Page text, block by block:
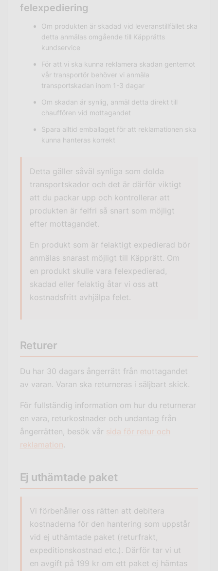
felexpediering
Om produkten är skadad vid leveranstillfället ska
detta anmälas omgående till Käpprätts
kundservice
För att vi ska kunna reklamera skadan gentemot
vår transportör behöver vi anmäla
transportskadan inom 1-3 dagar
Om skadan är synlig, anmäl detta direkt till
chauffören vid mottagandet
Spara alltid emballaget för att reklamationen ska
kunna hanteras korrekt
Detta gäller såväl synliga som dolda
transportskador och det är därför viktigt
att du packar upp och kontrollerar att
produkten är felfri så snart som möjligt
efter mottagandet.
En produkt som är felaktigt expedierad bör
anmälas snarast möjligt till Käpprätt. Om
en produkt skulle vara felexpedierad,
skadad eller felaktig åtar vi oss att
kostnadsfritt avhjälpa felet.
Returer
Du har 30 dagars ångerrätt från mottagandet
av varan. Varan ska returneras i säljbart skick.
För fullständig information om hur du returnerar
en vara, returkostnader och undantag från
ångerrätten, besök vår sida för retur och
reklamation.
Ej uthämtade paket
Vi förbehåller oss rätten att debitera
kostnaderna för den hantering som uppstår
vid ej uthämtade paket (returfrakt,
expeditionskostnad etc.). Därför tar vi ut
en avgift på 199 kr om ett paket ej hämtas